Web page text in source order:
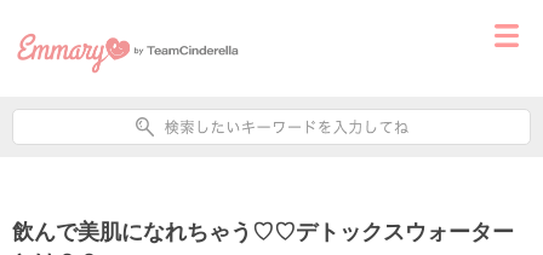
飲んで美肌になれちゃう♡♡デトックスウォーター